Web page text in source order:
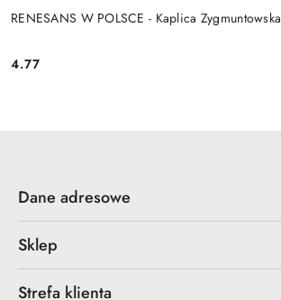
RENESANS W POLSCE - Kaplica Zygmuntowska
Cena:
4.77
Dane adresowe
Sklep
Strefa klienta